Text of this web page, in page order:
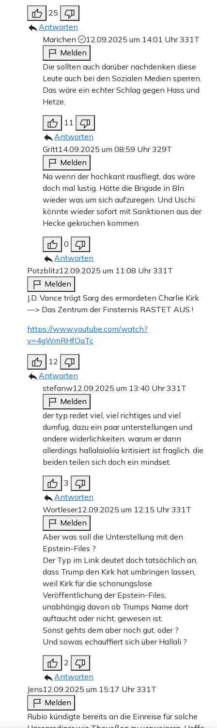
25
Antworten
Marichen
12.09.2025 um 14:01 Uhr331T
Melden
Die sollten auch darüber nachdenken diese
Leute auch bei den Sozialen Medien sperren.
Das wäre ein echter Schlag gegen Hass und
Hetze.
11
Antworten
Gritt14.09.2025 um 08:59 Uhr329T
Melden
Na wenn der hochkant rausfliegt, das wäre
doch mal lustig. Hätte die Brigade in Bln
wieder was um sich aufzuregen. Und Uschi
könnte wieder sofort mit Sanktionen aus der
Hecke gekrochen kommen.
0
Antworten
Potzblitz12.09.2025 um 11:08 Uhr331T
Melden
J.D. Vance trägt Sarg des ermordeten Charlie Kirk
—> Das Zentrum der Finsternis RASTET AUS !
https://www.youtube.com/watch?
v=4gWmRHfOaTc
12
Antworten
stefanw12.09.2025 um 13:40 Uhr331T
Melden
der typ redet viel, viel richtiges und viel
dumfug, dazu ein paar unterstellungen und
andere widerlichkeiten. warum er dann
allerdings hallalaialiia kritisiert ist fraglich. die
beiden teilen sich doch ein mindset.
3
Antworten
Wortleser12.09.2025 um 12:15 Uhr331T
Melden
Aber was soll die Unterstellung mit den
Epstein-Files ?
Der Typ im Link deutet doch tatsächlich an,
dass Trump den Kirk hat umbringen lassen,
weil Kirk für die schonungslose
Veröffentlichung der Epstein-Files,
unabhängig davon ob Trumps Name dort
auftaucht oder nicht, gewesen ist.
Sonst gehts dem aber noch gut, oder ?
Und sowas echauffiert sich über Hallali ?
2
Antworten
Jens12.09.2025 um 15:17 Uhr331T
Melden
Rubio kündigte bereits an die Einreise für solche